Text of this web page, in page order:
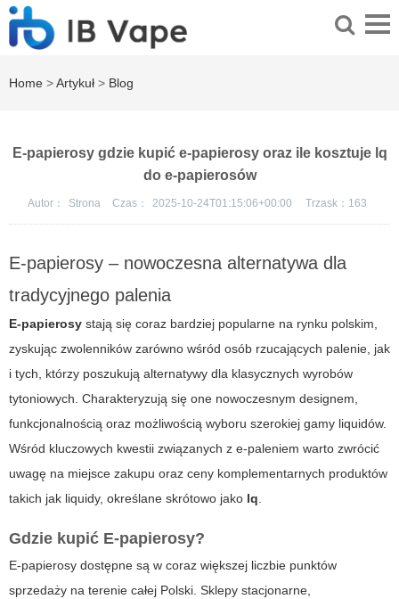
Home >Artykuł > Blog
E-papierosy gdzie kupić e-papierosy oraz ile kosztuje lq
do e-papierosów
Autor： Strona Czas： 2025-10-24T01:15:06+00:00 Trzask： 163
E-papierosy – nowoczesna alternatywa dla
tradycyjnego palenia
E-papierosy stają się coraz bardziej popularne na rynku polskim,
zyskując zwolenników zarówno wśród osób rzucających palenie, jak
i tych, którzy poszukują alternatywy dla klasycznych wyrobów
tytoniowych. Charakteryzują się one nowoczesnym designem,
funkcjonalnością oraz możliwością wyboru szerokiej gamy liquidów.
Wśród kluczowych kwestii związanych z e-paleniem warto zwrócić
uwagę na miejsce zakupu oraz ceny komplementarnych produktów
takich jak liquidy, określane skrótowo jako lq.
Gdzie kupić E-papierosy?
E-papierosy dostępne są w coraz większej liczbie punktów
sprzedaży na terenie całej Polski. Sklepy stacjonarne,